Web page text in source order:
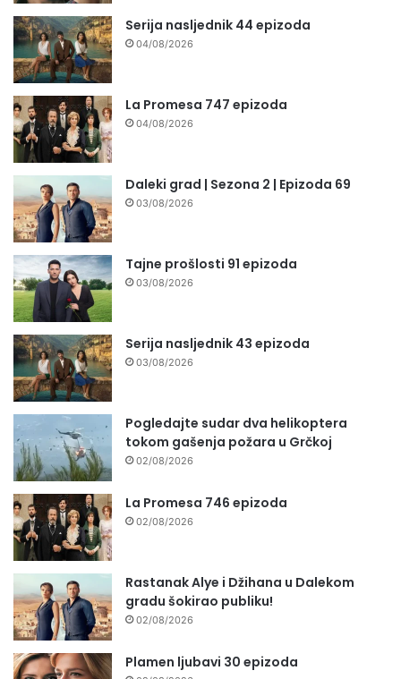
Serija nasljednik 44 epizoda
04/08/2026
La Promesa 747 epizoda
04/08/2026
Daleki grad | Sezona 2 | Epizoda 69
03/08/2026
Tajne prošlosti 91 epizoda
03/08/2026
Serija nasljednik 43 epizoda
03/08/2026
Pogledajte sudar dva helikoptera
tokom gašenja požara u Grčkoj
02/08/2026
La Promesa 746 epizoda
02/08/2026
Rastanak Alye i Džihana u Dalekom
gradu šokirao publiku!
02/08/2026
Plamen ljubavi 30 epizoda